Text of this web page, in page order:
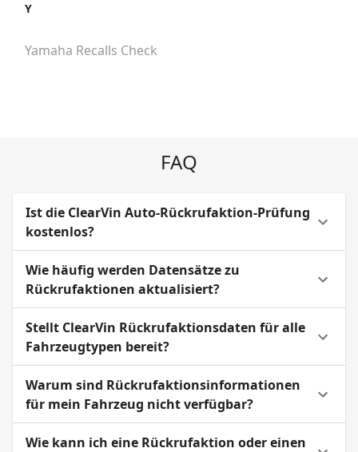
Y
Yamaha Recalls Check
FAQ
Ist die ClearVin Auto-Rückrufaktion-Prüfung
kostenlos?
Wie häufig werden Datensätze zu
Rückrufaktionen aktualisiert?
Stellt ClearVin Rückrufaktionsdaten für alle
Fahrzeugtypen bereit?
Warum sind Rückrufaktionsinformationen
für mein Fahrzeug nicht verfügbar?
Wie kann ich eine Rückrufaktion oder einen